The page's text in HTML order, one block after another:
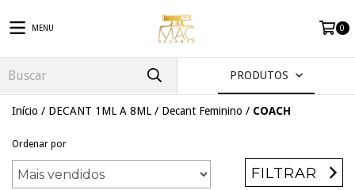
MENU 0
PRODUTOS
Início / DECANT 1ML A 8ML / Decant Feminino / COACH
Ordenar por
FILTRAR